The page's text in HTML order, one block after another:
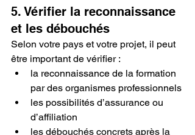
5. Vérifier la reconnaissance
et les débouchés
Selon votre pays et votre projet, il peut
être important de vérifier :
la reconnaissance de la formation
par des organismes professionnels
les possibilités d’assurance ou
d’affiliation
les débouchés concrets après la